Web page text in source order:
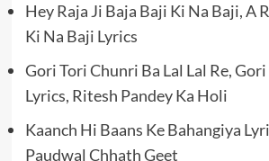
Hey Raja Ji Baja Baji Ki Na Baji, A
Ki Na Baji Lyrics
Gori Tori Chunri Ba Lal Lal Re,
Lyrics, Ritesh Pandey Ka Holi
Kaanch Hi Baans Ke Bahangiya
Paudwal Chhath Geet